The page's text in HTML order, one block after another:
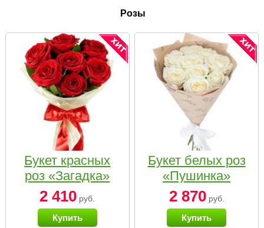
Розы
Букет красных
роз «Загадка»
2 410 руб.
Купить
Букет белых роз
«Пушинка»
2 870руб.
Купить